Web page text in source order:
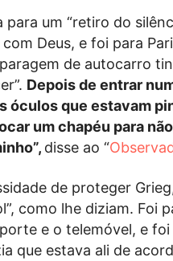
para um “retiro do
Deus, e foi para
de autocarro
Depois de entrar
óculos que estavam
um chapéu para
disse ao “
de proteger
como lhe diziam. Foi
e o telemóvel, e
que estava ali de